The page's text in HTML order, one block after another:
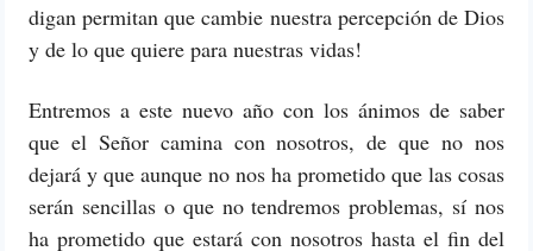
digan permitan que cambie nuestra percepción de Dios
y de lo que quiere para nuestras vidas!
Entremos a este nuevo año con los ánimos de saber
que el Señor camina con nosotros, de que no nos
dejará y que aunque no nos ha prometido que las cosas
serán sencillas o que no tendremos problemas, sí nos
ha prometido que estará con nosotros hasta el fin del